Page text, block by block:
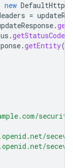
new
=
.
.getStatusCode
.getEntity